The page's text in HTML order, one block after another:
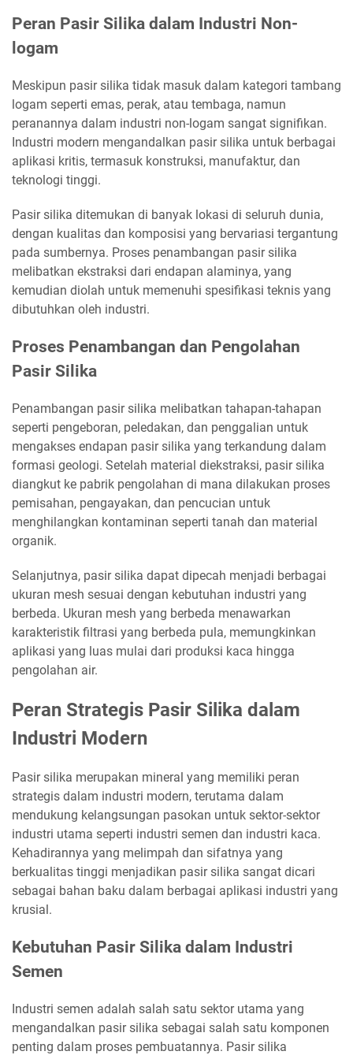
Peran Pasir Silika dalam Industri Non-
logam
Meskipun pasir silika tidak masuk dalam kategori tambang
logam seperti emas, perak, atau tembaga, namun
peranannya dalam industri non-logam sangat signifikan.
Industri modern mengandalkan pasir silika untuk berbagai
aplikasi kritis, termasuk konstruksi, manufaktur, dan
teknologi tinggi.
Pasir silika ditemukan di banyak lokasi di seluruh dunia,
dengan kualitas dan komposisi yang bervariasi tergantung
pada sumbernya. Proses penambangan pasir silika
melibatkan ekstraksi dari endapan alaminya, yang
kemudian diolah untuk memenuhi spesifikasi teknis yang
dibutuhkan oleh industri.
Proses Penambangan dan Pengolahan
Pasir Silika
Penambangan pasir silika melibatkan tahapan-tahapan
seperti pengeboran, peledakan, dan penggalian untuk
mengakses endapan pasir silika yang terkandung dalam
formasi geologi. Setelah material diekstraksi, pasir silika
diangkut ke pabrik pengolahan di mana dilakukan proses
pemisahan, pengayakan, dan pencucian untuk
menghilangkan kontaminan seperti tanah dan material
organik.
Selanjutnya, pasir silika dapat dipecah menjadi berbagai
ukuran mesh sesuai dengan kebutuhan industri yang
berbeda. Ukuran mesh yang berbeda menawarkan
karakteristik filtrasi yang berbeda pula, memungkinkan
aplikasi yang luas mulai dari produksi kaca hingga
pengolahan air.
Peran Strategis Pasir Silika dalam
Industri Modern
Pasir silika merupakan mineral yang memiliki peran
strategis dalam industri modern, terutama dalam
mendukung kelangsungan pasokan untuk sektor-sektor
industri utama seperti industri semen dan industri kaca.
Kehadirannya yang melimpah dan sifatnya yang
berkualitas tinggi menjadikan pasir silika sangat dicari
sebagai bahan baku dalam berbagai aplikasi industri yang
krusial.
Kebutuhan Pasir Silika dalam Industri
Semen
Industri semen adalah salah satu sektor utama yang
mengandalkan pasir silika sebagai salah satu komponen
penting dalam proses pembuatannya. Pasir silika